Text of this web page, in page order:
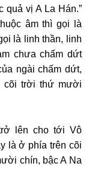
vị A La Hán.”
âm thì gọi là
là linh thần, linh
chưa chấm dứt
ngài chấm dứt,
cõi trời thứ mười
lên cho tới Vô
là ở phía trên cõi
chín, bậc A Na